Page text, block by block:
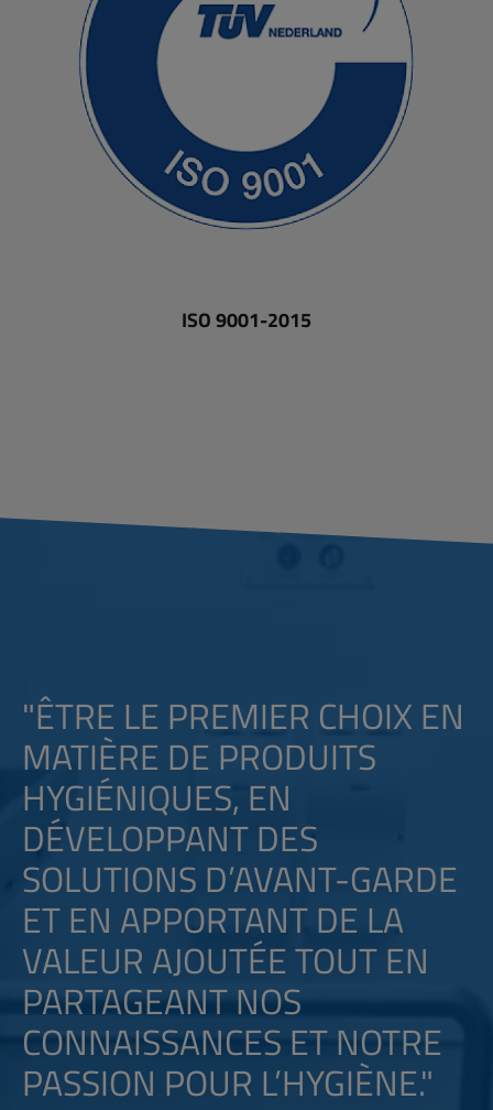
ISO 9001-2015
"ÊTRE LE PREMIER CHOIX EN
MATIÈRE DE PRODUITS
HYGIÉNIQUES, EN
DÉVELOPPANT DES
SOLUTIONS D’AVANT-GARDE
ET EN APPORTANT DE LA
VALEUR AJOUTÉE TOUT EN
PARTAGEANT NOS
CONNAISSANCES ET NOTRE
PASSION POUR L’HYGIÈNE."